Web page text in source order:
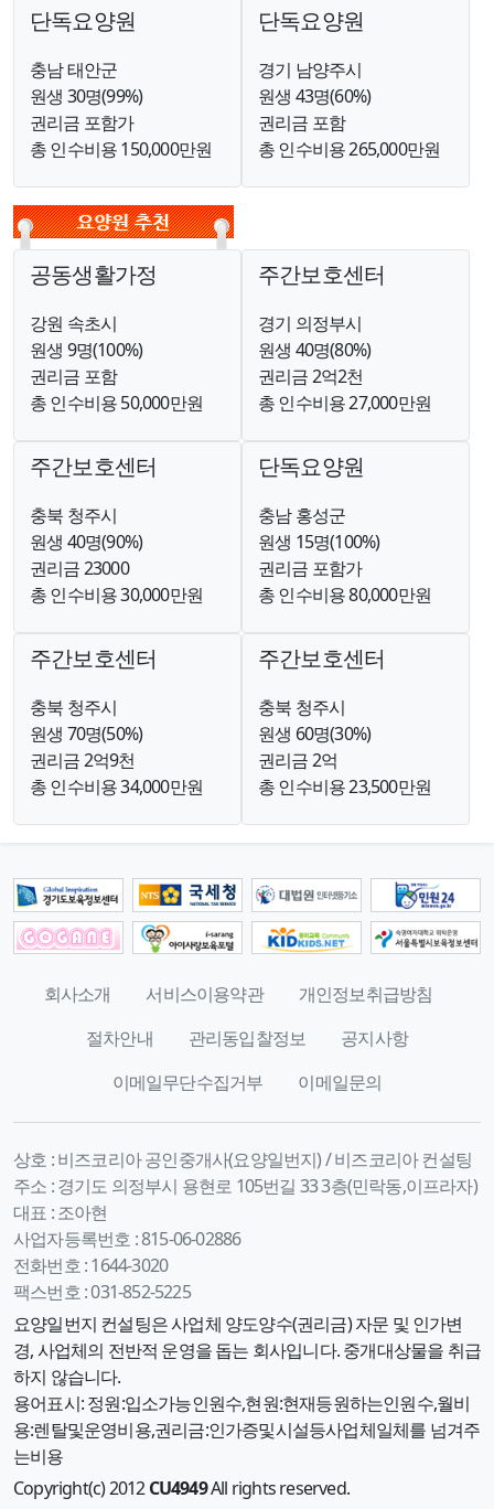
단독요양원
충남 태안군
원생 30명(99%)
권리금 포함가
총 인수비용 150,000만원
단독요양원
경기 남양주시
원생 43명(60%)
권리금 포함
총 인수비용 265,000만원
공동생활가정
강원 속초시
원생 9명(100%)
권리금 포함
총 인수비용 50,000만원
주간보호센터
경기 의정부시
원생 40명(80%)
권리금 2억2천
총 인수비용 27,000만원
주간보호센터
충북 청주시
원생 40명(90%)
권리금 23000
총 인수비용 30,000만원
단독요양원
충남 홍성군
원생 15명(100%)
권리금 포함가
총 인수비용 80,000만원
주간보호센터
충북 청주시
원생 70명(50%)
권리금 2억9천
총 인수비용 34,000만원
주간보호센터
충북 청주시
원생 60명(30%)
권리금 2억
총 인수비용 23,500만원
회사소개 서비스이용약관
개인정보취급방침
절차안내
관리동입찰정보
공지사항
이메일무단수집거부
이메일문의
상호 :비즈코리아 공인중개사(요양일번지) / 비즈코리아 컨설팅
주소 :경기도 의정부시 용현로 105번길 33 3층(민락동,이프라자)
대표 :조아현
사업자등록번호 :815-06-02886
전화번호 :1644-3020
팩스번호 :031-852-5225
요양일번지 컨설팅은 사업체 양도양수(권리금) 자문 및 인가변
경, 사업체의 전반적 운영을 돕는 회사입니다. 중개대상물을 취급
하지 않습니다.
용어표시: 정원:입소가능인원수,현원:현재등원하는인원수,월비
용:렌탈및운영비용,권리금:인가증및시설등사업체일체를 넘겨주
는비용
Copyright(c) 2012CU4949All rights reserved.